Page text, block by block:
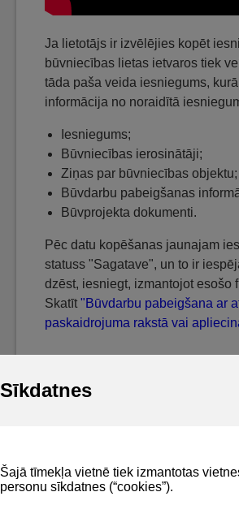
Sīkdatnes
Šajā tīmekļa vietnē tiek izmantotas
personu sīkdatnes (“cookies”).
Ja lietotājs ir izvēlējies kopēt
būvniecības lietas ietvaros tiek
tāda paša veida iesniegums,
informācija no noraidītā
Iesniegums;
Būvniecības ierosinātāji;
Ziņas par būvniecības objektu;
Būvdarbu pabeigšanas
Būvprojekta dokumenti.
Pēc datu kopēšanas jaunajam
statuss "Sagatave", un to ir
dzēst, iesniegt, izmantojot esošo
Skatīt "Būvdarbu pabeigšana ar
paskaidrojuma rakstā vai